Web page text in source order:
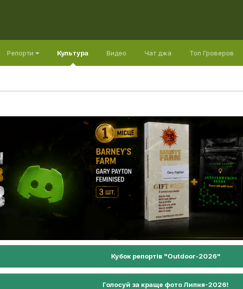
Репорти Культура Видео Чат джа Топ Гроверов
Кубок репортів "Outdoor-2026"
Голосуй за краще фото Липня-2026!